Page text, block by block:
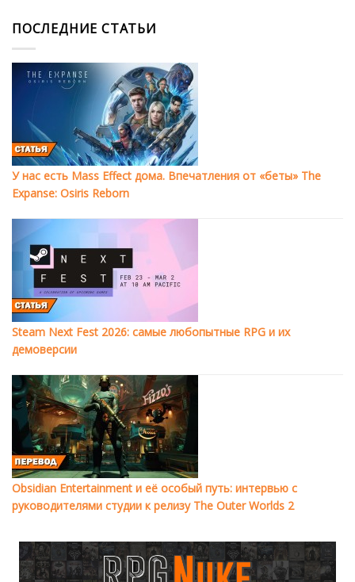
ПОСЛЕДНИЕ СТАТЬИ
У нас есть Mass Effect дома. Впечатления от «беты» The
Expanse: Osiris Reborn
Steam Next Fest 2026: самые любопытные RPG и их
демоверсии
Obsidian Entertainment и её особый путь: интервью с
руководителями студии к релизу The Outer Worlds 2